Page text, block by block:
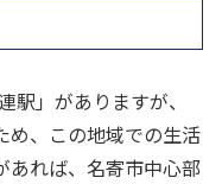
駅」がありますが、
め、この地域での生活
あれば、名寄市中心部